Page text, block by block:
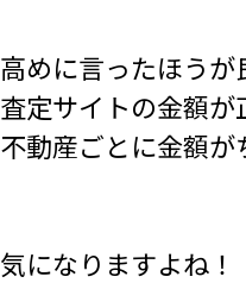
高めに言ったほうが
査定サイトの金額が
不動産ごとに金額が
気になりますよね！